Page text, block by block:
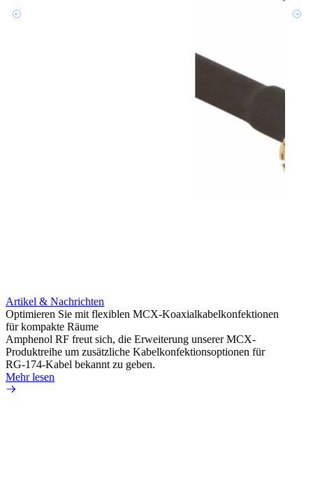
Artikel & Nachrichten
Optimieren Sie mit flexiblen MCX-Koaxialkabelkonfektionen
für kompakte Räume
Amphenol RF freut sich, die Erweiterung unserer MCX-
Produktreihe um zusätzliche Kabelkonfektionsoptionen für
RG-174-Kabel bekannt zu geben.
Mehr lesen